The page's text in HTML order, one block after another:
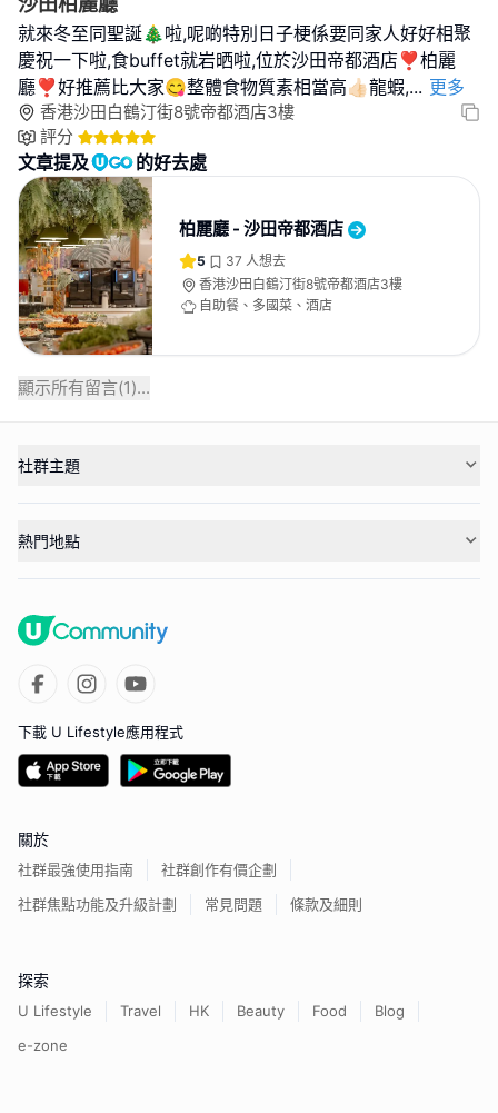
就來冬至同聖誕🎄啦,呢啲特別日子梗係要同家人好好相聚
慶祝一下啦,食buffet就岩晒啦,位於沙田帝都酒店❣︎柏麗
廳❣︎好推薦比大家😋整體食物質素相當高👍🏻龍蝦,... 更多
香港沙田白鶴汀街8號帝都酒店3樓
評分
文章提及 的好去處
柏麗廳 - 沙田帝都酒店
5 37 人想去
香港沙田白鶴汀街8號帝都酒店3樓
自助餐、多國菜、酒店
顯示所有留言(1)...
社群主題
熱門地點
下載 U Lifestyle應用程式
關於
社群最強使用指南
社群創作有價企劃
社群焦點功能及升級計劃
常見問題 條款及細則
探索
U Lifestyle Travel HK Beauty Food
Blog
e-zone